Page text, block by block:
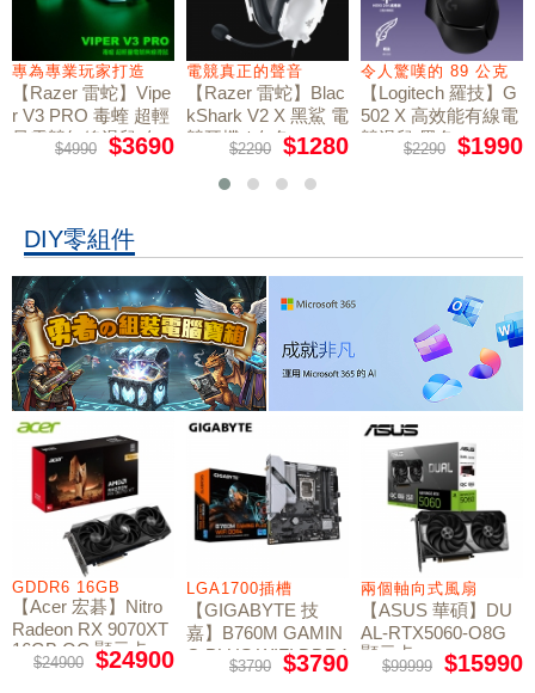
專為專業玩家打造
【Razer 雷蛇】Vipe
r V3 PRO 毒蝰 超輕
量電競無線滑鼠 白
$4990 $3690
電競真正的聲音
【Razer 雷蛇】Blac
kShark V2 X 黑鯊 電
競耳機 / 白色
$2290 $1280
令人驚嘆的 89 公克
【Logitech 羅技】G
502 X 高效能有線電
競滑鼠 黑色
$2290 $1990
DIY零組件
GDDR6 16GB
【Acer 宏碁】Nitro
Radeon RX 9070XT
16GB OC 顯示卡
$24900 $24900
LGA1700插槽
【GIGABYTE 技
嘉】B760M GAMIN
G PLUS WIFI DDR4
主機板$3790 $3790
兩個軸向式風扇
【ASUS 華碩】DU
AL-RTX5060-O8G
顯示卡
$99999 $15990